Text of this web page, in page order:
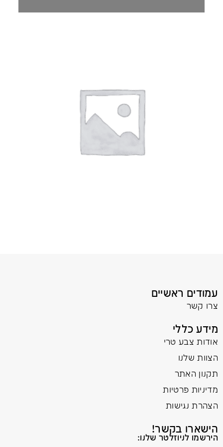
עמודים ראשיים
צרו קשר
מידע כללי
אודות צבע טרי
הצוות שלנו
תקנון האתר
מדיניות פרטיות
הצהרת נגישות
הישארו בקשר!
הירשמו לניוזלטר שלנו: